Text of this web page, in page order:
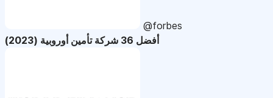
@forbes
أفضل 36 شركة تأمين أوروبية (2023)